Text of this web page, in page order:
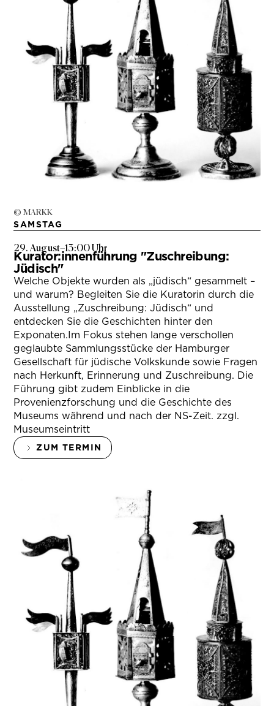
© MARKK
SAMSTAG
29. August–13:00 Uhr
Kurator:innenführung "Zuschreibung:
Jüdisch"
Welche Objekte wurden als „jüdisch“ gesammelt –
und warum? Begleiten Sie die Kuratorin durch die
Ausstellung „Zuschreibung: Jüdisch“ und
entdecken Sie die Geschichten hinter den
Exponaten.Im Fokus stehen lange verschollen
geglaubte Sammlungsstücke der Hamburger
Gesellschaft für jüdische Volkskunde sowie Fragen
nach Herkunft, Erinnerung und Zuschreibung. Die
Führung gibt zudem Einblicke in die
Provenienzforschung und die Geschichte des
Museums während und nach der NS-Zeit. zzgl.
Museumseintritt
ZUM TERMIN